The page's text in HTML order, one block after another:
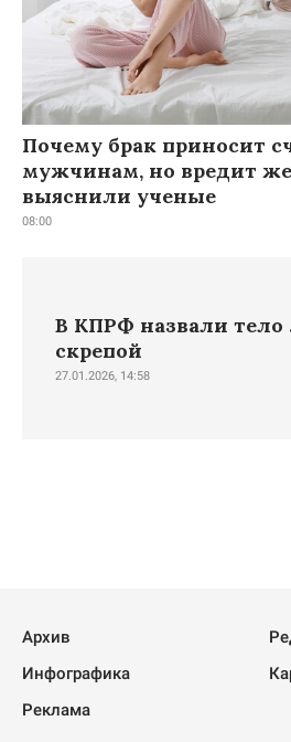
Почему брак приносит
мужчинам, но вредит
выяснили ученые
08:00
В КПРФ назвали
скрепой
27.01.2026, 14:58
Архив
Инфографика
Реклама